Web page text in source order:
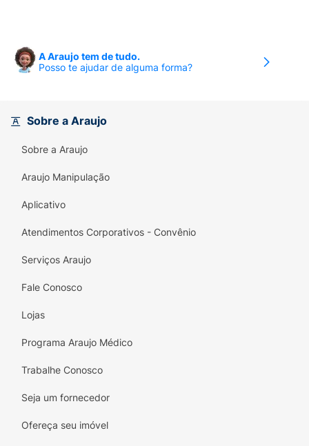
A Araujo tem de tudo.
Posso te ajudar de alguma forma?
Sobre a Araujo
Sobre a Araujo
Araujo Manipulação
Aplicativo
Atendimentos Corporativos - Convênio
Serviços Araujo
Fale Conosco
Lojas
Programa Araujo Médico
Trabalhe Conosco
Seja um fornecedor
Ofereça seu imóvel